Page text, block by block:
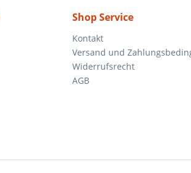
Shop Service
Kontakt
Versand und
Widerrufsrecht
AGB